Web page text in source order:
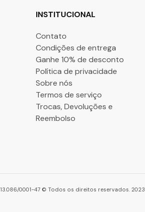
INSTITUCIONAL
Contato
Condições de entrega
Ganhe 10% de desconto
Política de privacidade
Sobre nós
Termos de serviço
Trocas, Devoluções e
Reembolso
0001-47 © Todos os direitos reservados. 2023